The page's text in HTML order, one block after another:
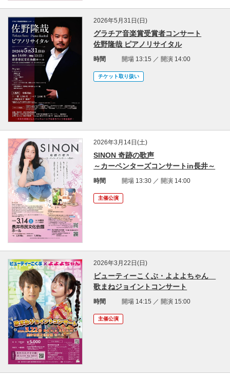
2026年5月31日(日)
グラチア音楽賞受賞者コンサート
佐野隆哉 ピアノリサイタル
時間 開場 13:15 ／ 開演 14:00
チケット取り扱い
2026年3月14日(土)
SINON 奇跡の歌声
～カーペンターズコンサートin長井～
時間 開場 13:30 ／ 開演 14:00
主催公演
2026年3月22日(日)
ビューティーこくぶ・よよよちゃん
歌まねジョイントコンサート
時間 開場 14:15 ／ 開演 15:00
主催公演